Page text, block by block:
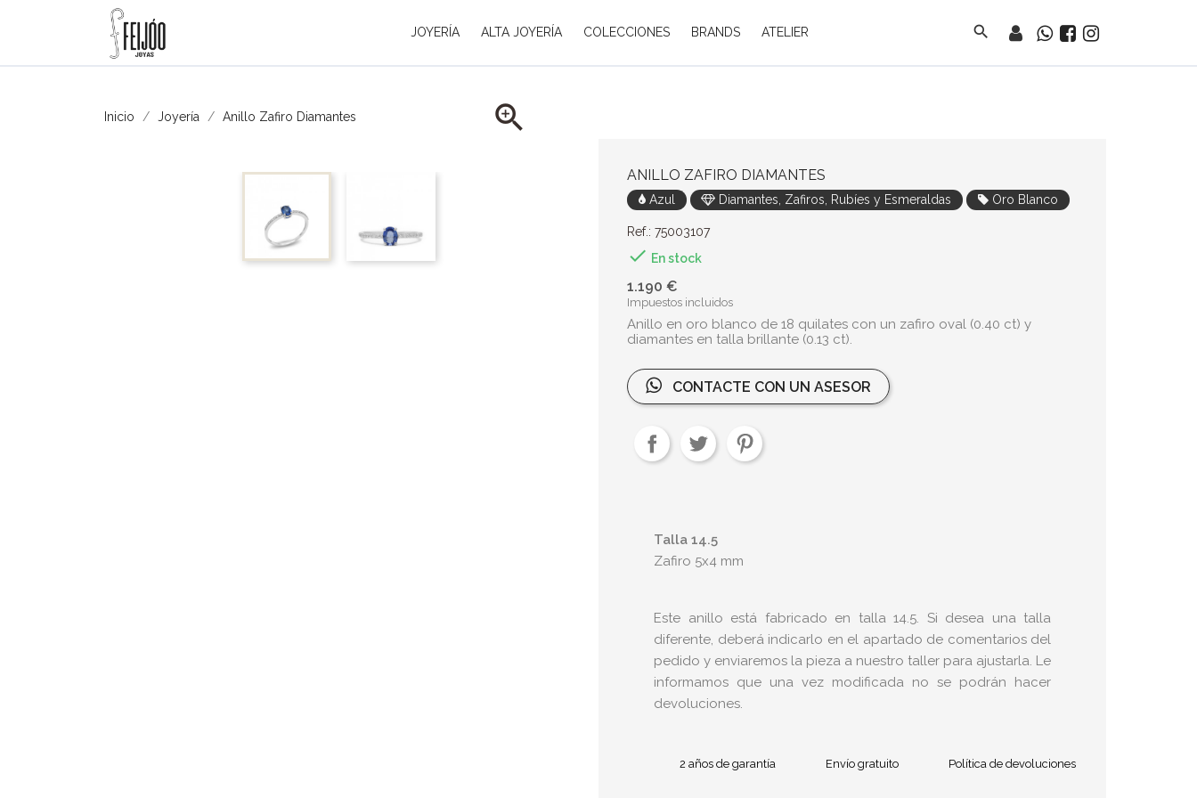
JOYERÍA ALTA JOYERÍA COLECCIONES BRANDS ATELIER search
Inicio Joyería Anillo Zafiro Diamantes 
ANILLO ZAFIRO DIAMANTES
Azul Diamantes, Zafiros, Rubíes y Esmeraldas Oro Blanco
Ref.: 75003107
 En stock
1.190 €
Impuestos incluidos
Anillo en oro blanco de 18 quilates con un zafiro oval (0.40 ct) y
diamantes en talla brillante (0.13 ct).
CONTACTE CON UN ASESOR
Talla 14.5
Zafiro 5x4 mm
Este anillo está fabricado en talla 14.5. Si desea una talla
diferente, deberá indicarlo en el apartado de comentarios del
pedido y enviaremos la pieza a nuestro taller para ajustarla. Le
informamos que una vez modificada no se podrán hacer
devoluciones.
2 años de garantía Envío gratuito Política de devoluciones